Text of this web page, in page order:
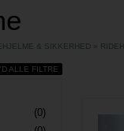
& SIKKERHED »
ALLE FILTRE
(0)